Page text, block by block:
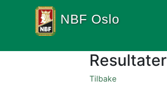
NBF Oslo
Resultater
Tilbake